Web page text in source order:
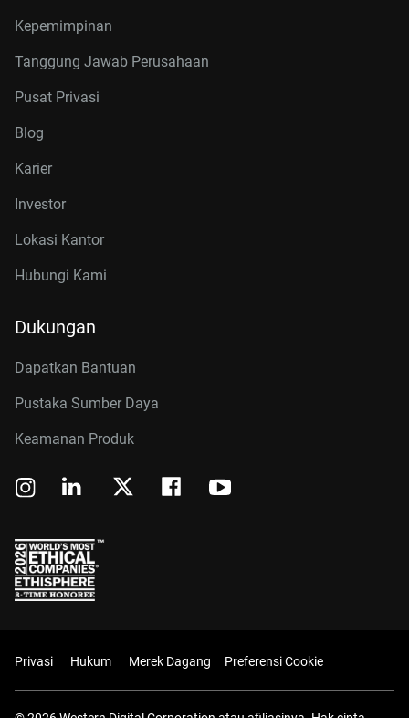
Kepemimpinan
Tanggung Jawab Perusahaan
Pusat Privasi
Blog
Karier
Investor
Lokasi Kantor
Hubungi Kami
Dukungan
Dapatkan Bantuan
Pustaka Sumber Daya
Keamanan Produk
Privasi Hukum Merek Dagang Preferensi Cookie